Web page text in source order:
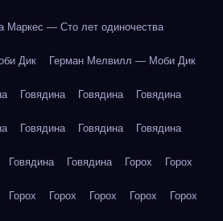
Маркес — Сто лет одиночества
Дик Герман Мелвилл — Моби Дик
Говядина Говядина Говядина
Говядина Говядина Говядина
Говядина Говядина Горох Горох
Горох Горох Горох Горох Горох